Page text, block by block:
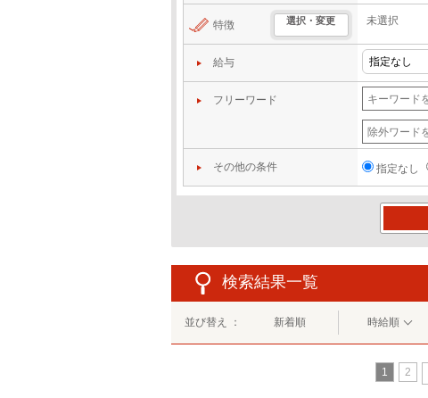
特徴 選択・変更 未選択
給与
フリーワード
その他の条件 指定なし
検索結果一覧
並び替え ： 新着順 時給順
1 2